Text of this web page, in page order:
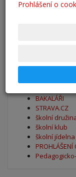
30. 5. 2025
Oblíbené odkazy
BAKALÁŘI
STRAVA.CZ
školní
školní klub
školní jídelna
PROHLÁŠENÍ
Prohlášení o